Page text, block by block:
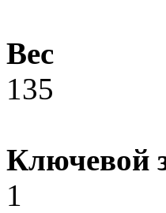
Вес
135
Ключевой
1